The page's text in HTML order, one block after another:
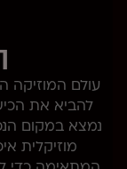
עולם המוזיקה
להביא את
נמצא במקום
מוזיקלית